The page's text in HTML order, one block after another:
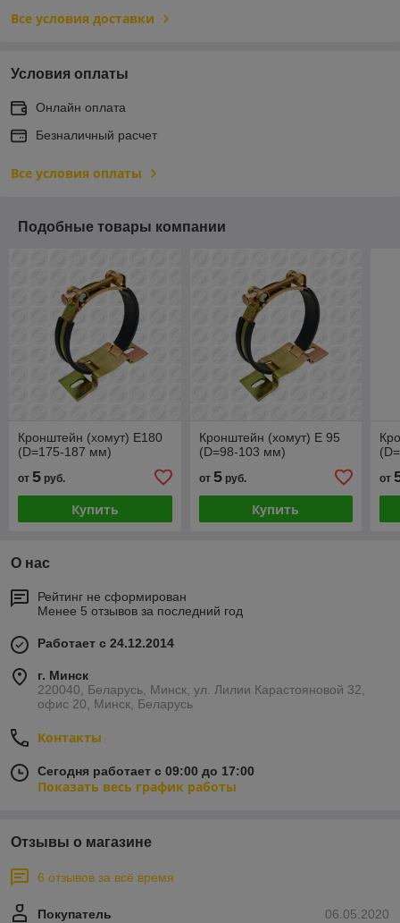
Все условия доставки
Условия оплаты
Онлайн оплата
Безналичный расчет
Все условия оплаты
Подобные товары компании
Кронштейн (хомут) E180
(D=175-187 мм)
от 5 руб.
Купить
Кронштейн (хомут) E 95
(D=98-103 мм)
от 5руб.
Купить
от
О нас
Рейтинг не сформирован
Менее 5 отзывов за последний год
Работает с 24.12.2014
г. Минск
220040, Беларусь, Минск, ул. Лилии Карастояновой 32,
офис 20, Минск, Беларусь
Контакты
Сегодня работает с 09:00 до 17:00
Показать весь график работы
Отзывы о магазине
6 отзывов за всё время
06.05.2020
Покупатель